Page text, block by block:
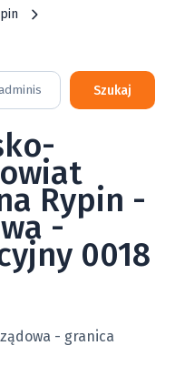
Szukaj
Rypin -
-
0018